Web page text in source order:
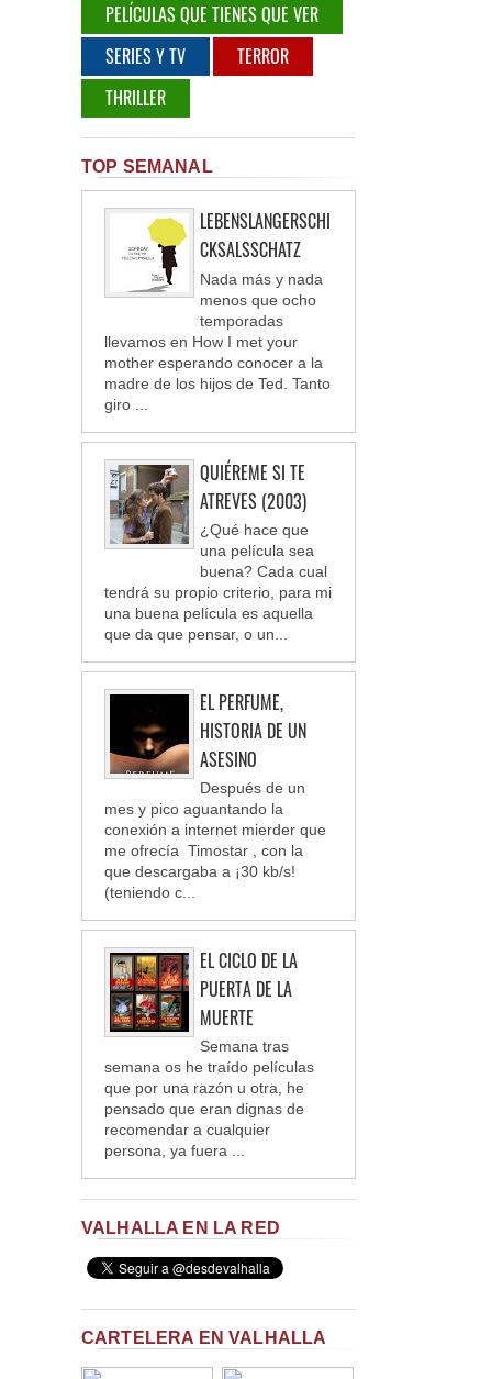
PELÍCULAS QUE TIENES QUE VER
SERIES Y TV
TERROR
THRILLER
TOP SEMANAL
LEBENSLANGERSCHI
CKSALSSCHATZ
Nada más y nada
menos que ocho
temporadas
llevamos en How I met your
mother esperando conocer a la
madre de los hijos de Ted. Tanto
giro ...
QUIÉREME SI TE
ATREVES (2003)
¿Qué hace que
una película sea
buena? Cada cual
tendrá su propio criterio, para mi
una buena película es aquella
que da que pensar, o un...
EL PERFUME,
HISTORIA DE UN
ASESINO
Después de un
mes y pico aguantando la
conexión a internet mierder que
me ofrecía Timostar , con la
que descargaba a ¡30 kb/s!
(teniendo c...
EL CICLO DE LA
PUERTA DE LA
MUERTE
Semana tras
semana os he traído películas
que por una razón u otra, he
pensado que eran dignas de
recomendar a cualquier
persona, ya fuera ...
VALHALLA EN LA RED
CARTELERA EN VALHALLA